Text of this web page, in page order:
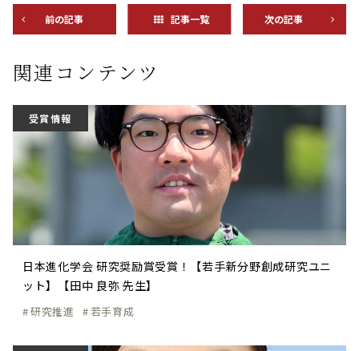
前の記事 記事一覧 次の記事
関連コンテンツ
受賞情報
日本進化学会 研究奨励賞受賞！【若手新分野創成研究ユニ
ット】【田中 良弥 先生】
研究推進 若手育成